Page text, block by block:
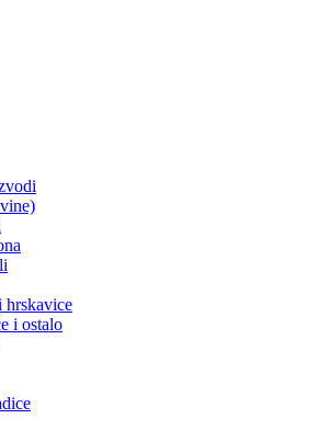
hrskavice
i ostalo